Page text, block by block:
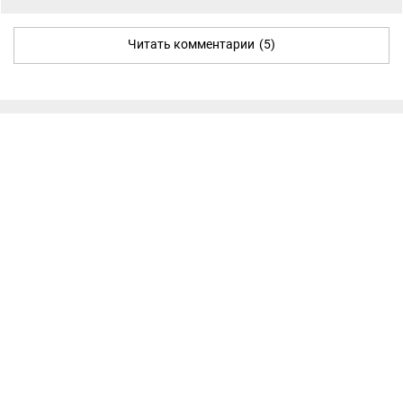
Читать комментарии (5)